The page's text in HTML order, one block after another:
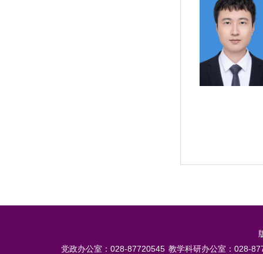
党政办公室：028-87720545 教学科研办公室：028-